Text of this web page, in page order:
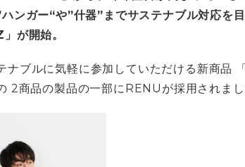
ンガー“や”什器”までサステナブル対応
が開始。
ナブルに気軽に参加していただける新商
2商品の製品の一部にRENUが採用されまし